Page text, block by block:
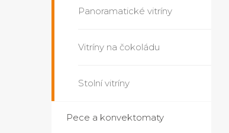
Panoramatické vitríny
Vitríny na čokoládu
Stolní vitríny
Pece a konvektomaty